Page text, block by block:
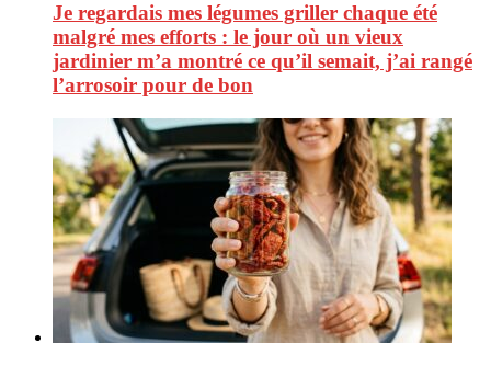
Je regardais mes légumes griller chaque été
malgré mes efforts : le jour où un vieux
jardinier m’a montré ce qu’il semait, j’ai rangé
l’arrosoir pour de bon